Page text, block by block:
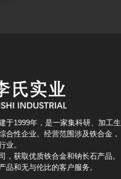
于1999年，是一家集科研、加工生
合性企业。经营范围涉及铁合金，
业。
，获取优质铁合金和钠长石产品。
品和无与伦比的客户服务。